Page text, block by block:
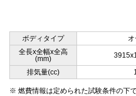
ボディタイプ
全長x全幅x全高
(mm)
排気量(cc)
※ 燃費情報は定められた試験条件の下